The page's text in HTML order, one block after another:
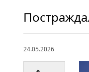
24.05.2026